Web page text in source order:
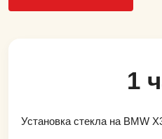
1
Установка стекла на BMW